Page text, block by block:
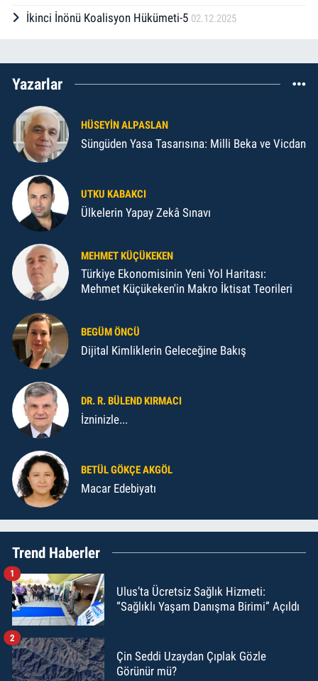
İkinci İnönü Koalisyon Hükümeti-5 02.12.2025
Yazarlar
HÜSEYIN ALPASLAN
Süngüden Yasa Tasarısına: Milli Beka ve Vicdan
UTKU KABAKCI
Ülkelerin Yapay Zekâ Sınavı
MEHMET KÜÇÜKEKEN
Türkiye Ekonomisinin Yeni Yol Haritası:
Mehmet Küçükeken'in Makro İktisat Teorileri
BEGÜM ÖNCÜ
Dijital Kimliklerin Geleceğine Bakış
DR. R. BÜLEND KIRMACI
İzninizle...
BETÜL GÖKÇE AKGÖL
Macar Edebiyatı
Trend Haberler
Ulus’ta Ücretsiz Sağlık Hizmeti:
“Sağlıklı Yaşam Danışma Birimi” Açıldı
1
Çin Seddi Uzaydan Çıplak Gözle
Görünür mü?
2